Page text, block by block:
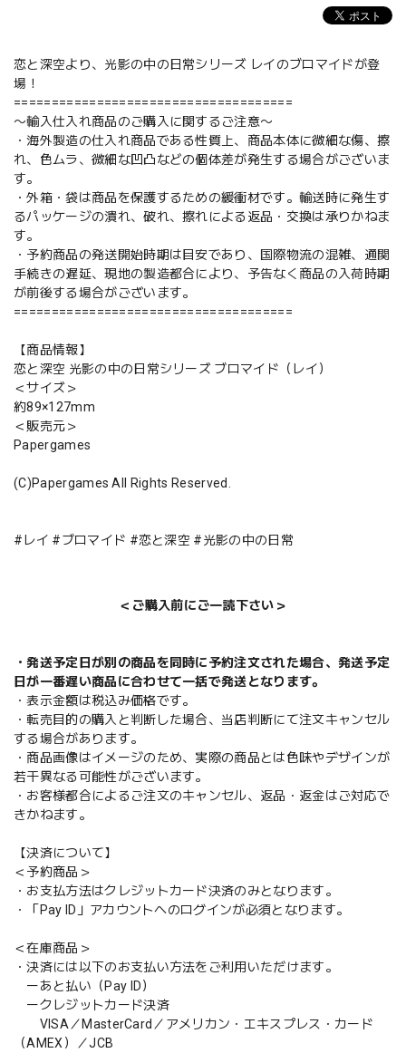
恋と深空より、光影の中の日常シリーズ レイのブロマイドが登
場！
=====================================
〜輸入仕入れ商品のご購入に関するご注意〜
・海外製造の仕入れ商品である性質上、商品本体に微細な傷、擦
れ、色ムラ、微細な凹凸などの個体差が発生する場合がございま
す。
・外箱・袋は商品を保護するための緩衝材です。輸送時に発生す
るパッケージの潰れ、破れ、擦れによる返品・交換は承りかねま
す。
・予約商品の発送開始時期は目安であり、国際物流の混雑、通関
手続きの遅延、現地の製造都合により、予告なく商品の入荷時期
が前後する場合がございます。
=====================================
【商品情報】
恋と深空 光影の中の日常シリーズ ブロマイド（レイ）
＜サイズ＞
約89×127mm
＜販売元＞
Papergames
(C)Papergames All Rights Reserved.
#レイ #ブロマイド #恋と深空 #光影の中の日常
＜ご購入前にご一読下さい＞
・発送予定日が別の商品を同時に予約注文された場合、発送予定
日が一番遅い商品に合わせて一括で発送となります。
・表示金額は税込み価格です。
・転売目的の購入と判断した場合、当店判断にて注文キャンセル
する場合があります。
・商品画像はイメージのため、実際の商品とは色味やデザインが
若干異なる可能性がございます。
・お客様都合によるご注文のキャンセル、返品・返金はご対応で
きかねます。
【決済について】
＜予約商品＞
・お支払方法はクレジットカード決済のみとなります。
・「Pay ID」アカウントへのログインが必須となります。
＜在庫商品＞
・決済には以下のお支払い方法をご利用いただけます。
ーあと払い（Pay ID）
ークレジットカード決済
VISA／MasterCard／アメリカン・エキスプレス・カード
（AMEX）／JCB